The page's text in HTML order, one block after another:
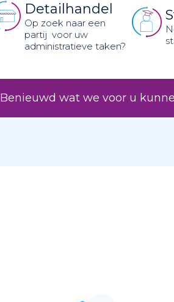
Detailhandel
Op zoek naar een
partij voor uw
administratieve taken?
Benieuwd wat we voor u